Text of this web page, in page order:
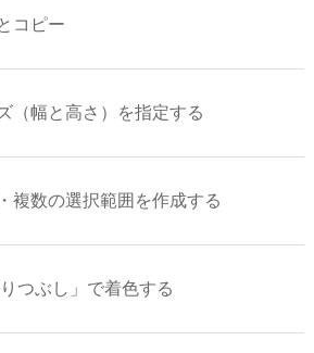
コピー
（幅と高さ）を指定する
複数の選択範囲を作成する
つぶし」で着色する